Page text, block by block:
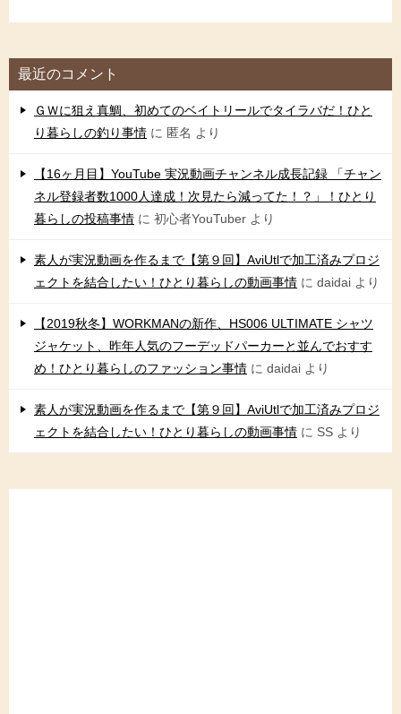
最近のコメント
ＧＷに狙え真鯛、初めてのベイトリールでタイラバだ！ひと
り暮らしの釣り事情 に 匿名 より
【16ヶ月目】YouTube 実況動画チャンネル成長記録 「チャン
ネル登録者数1000人達成！次見たら減ってた！？」！ひとり
暮らしの投稿事情 に 初心者YouTuber より
素人が実況動画を作るまで【第９回】AviUtlで加工済みプロジ
ェクトを結合したい！ひとり暮らしの動画事情 に daidai より
【2019秋冬】WORKMANの新作、HS006 ULTIMATE シャツ
ジャケット、昨年人気のフーデッドパーカーと並んでおすす
め！ひとり暮らしのファッション事情 に daidai より
素人が実況動画を作るまで【第９回】AviUtlで加工済みプロジ
ェクトを結合したい！ひとり暮らしの動画事情 に SS より